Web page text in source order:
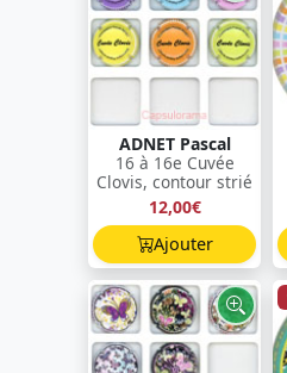
ADNET Pascal
16 à 16e Cuvée
Clovis, contour strié
12,00€
Ajouter